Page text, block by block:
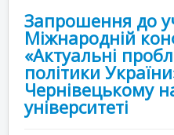
Запрошення до
Міжнародній
«Актуальні
політики
Чернівецькому
університеті